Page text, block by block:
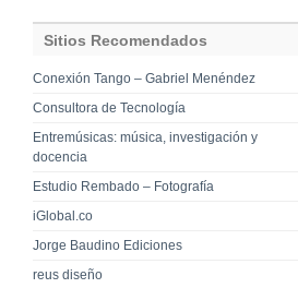
Sitios Recomendados
Conexión Tango – Gabriel Menéndez
Consultora de Tecnología
Entremúsicas: música, investigación y
docencia
Estudio Rembado – Fotografía
iGlobal.co
Jorge Baudino Ediciones
reus diseño